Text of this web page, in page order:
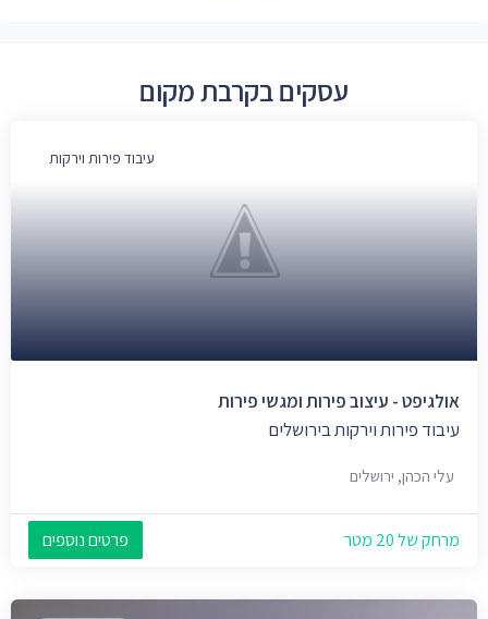
עסקים בקרבת מקום
עיבוד פירות וירקות
אולגיפט - עיצוב פירות ומגשי פירות
עיבוד פירות וירקות בירושלים
עלי הכהן, ירושלים
מרחק של 20 מטר פרטים נוספים